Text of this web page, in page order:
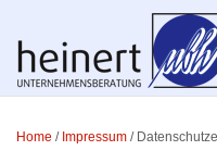
Home / Impressum /